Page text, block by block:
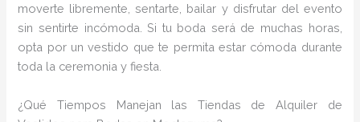
moverte libremente, sentarte, bailar y disfrutar del evento
sin sentirte incómoda. Si tu boda será de muchas horas,
opta por un vestido que te permita estar cómoda durante
toda la ceremonia y fiesta.
¿Qué Tiempos Manejan las Tiendas de Alquiler de